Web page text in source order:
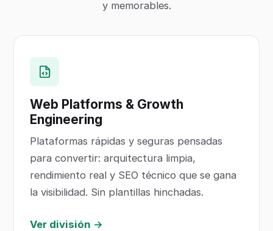
y memorables.
Web Platforms & Growth
Engineering
Plataformas rápidas y seguras pensadas
para convertir: arquitectura limpia,
rendimiento real y SEO técnico que se gana
la visibilidad. Sin plantillas hinchadas.
Ver división →